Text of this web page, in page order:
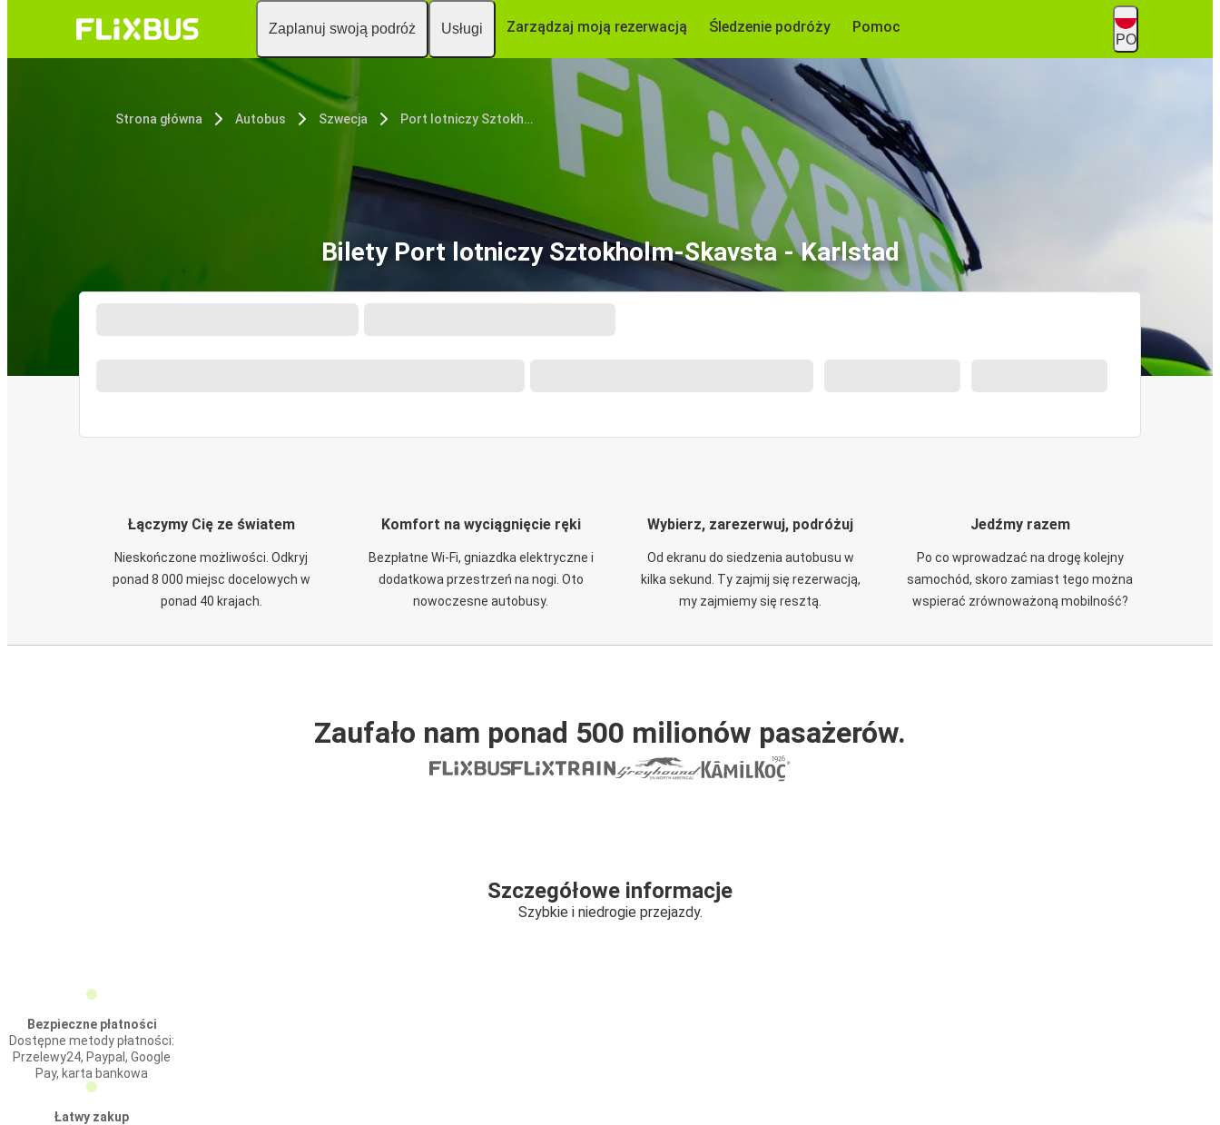
Zaplanuj swoją podróż Usługi Zarządzaj moją rezerwacją Śledzenie podróży Pomoc
PO
Strona główna Autobus Szwecja Port lotniczy Sztokholm-Skavsta
Bilety Port lotniczy Sztokholm-Skavsta - Karlstad
Łączymy Cię ze światem
Nieskończone możliwości. Odkryj
ponad 8 000 miejsc docelowych w
ponad 40 krajach.
Komfort na wyciągnięcie ręki
Bezpłatne Wi-Fi, gniazdka elektryczne i
dodatkowa przestrzeń na nogi. Oto
nowoczesne autobusy.
Wybierz, zarezerwuj, podróżuj
Od ekranu do siedzenia autobusu w
kilka sekund. Ty zajmij się rezerwacją,
my zajmiemy się resztą.
Jedźmy razem
Po co wprowadzać na drogę kolejny
samochód, skoro zamiast tego można
wspierać zrównoważoną mobilność?
Zaufało nam ponad 500 milionów pasażerów.
Szczegółowe informacje
Szybkie i niedrogie przejazdy.
Bezpieczne płatności
Dostępne metody płatności:
Przelewy24, Paypal, Google
Pay, karta bankowa
Łatwy zakup